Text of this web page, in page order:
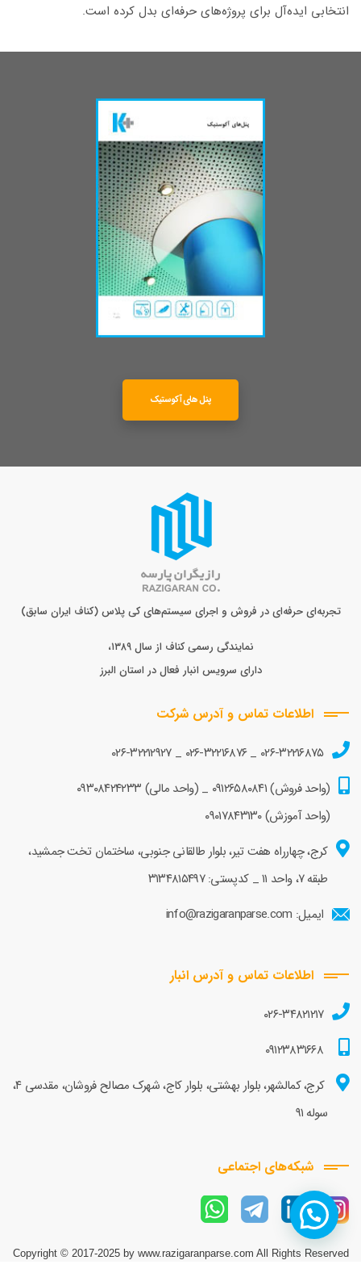
انتخابی ایده‌آل برای پروژه‌های حرفه‌ای بدل کرده است.
پنل های آکوستیک
حجم :
دانلود
پنل های آکوستیک
تجربه‌ای حرفه‌ای در فروش و اجرای سیستم‌های کی پلاس (کناف ایران سابق)
نمایندگی رسمی کناف از سال ۱۳۸۹،
دارای سرویس انبار فعال در استان البرز
اطلاعات تماس و آدرس شرکت
۰۲۶-۳۲۲۱۶۸۷۵ _۰۲۶-۳۲۲۱۶۸۷۶ _۰۲۶-۳۲۲۱۲۹۲۷
(واحد فروش)۰۹۱۲۶۵۸۰۸۴۱ _ (واحد مالی) ۰۹۳۰۸۴۲۴۲۳۳
(واحد آموزش)۰۹۰۱۷۸۴۳۱۳۰
کرج، چهارراه هفت تیر، بلوار طالقانی جنوبی، ساختمان تخت جمشید،
طبقه ۷، واحد ۱۱ _ کدپستی: ۳۱۳۴۸۱۵۴۹۷
ایمیل: info@razigaranparse.com
اطلاعات تماس و آدرس انبار
۰۲۶-۳۴۸۲۱۲۱۷
۰۹۱۲۳۸۳۱۶۶۸
کرج، کمالشهر، بلوار بهشتی، بلوار کاج، شهرک مصالح فروشان، مقدسی ۴،
سوله ۹۱
شبکه‌های اجتماعی
Copyright © 2017-2025 by www.razigaranparse.com All Rights Reserved